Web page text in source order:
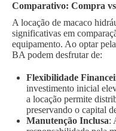
Comparativo: Compra
A locação de macaco
significativas em
equipamento. Ao optar
BA podem desfrutar de:
Flexibilidade
investimento inicial
a locação permite
preservando o capital
Manutenção Inclusa: